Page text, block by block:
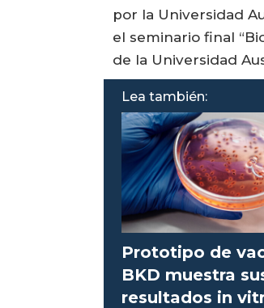
por la Universidad
el seminario final
de la Universidad
Lea también:
Prototipo de
BKD muestra
resultados in